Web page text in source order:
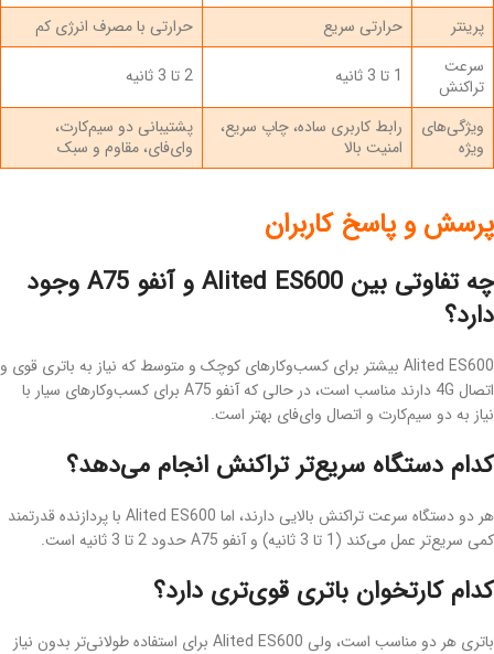
پرینتر
حرارتی سریع
حرارتی با مصرف انرژی کم
سرعت
تراکنش
1 تا 3 ثانیه 2 تا 3 ثانیه
ویژگی‌های
ویژه
رابط کاربری ساده، چاپ سریع،
امنیت بالا
پشتیبانی دو سیم‌کارت،
وای‌فای، مقاوم و سبک
پرسش و پاسخ کاربران
چه تفاوتی بین Alited ES600 و آنفو A75 وجود
دارد؟
Alited ES600 بیشتر برای کسب‌وکارهای کوچک و متوسط که نیاز به باتری قوی و
اتصال 4G دارند مناسب است، در حالی که آنفو A75 برای کسب‌وکارهای سیار با
نیاز به دو سیم‌کارت و اتصال وای‌فای بهتر است.
کدام دستگاه سریع‌تر تراکنش انجام می‌دهد؟
هر دو دستگاه سرعت تراکنش بالایی دارند، اما Alited ES600 با پردازنده قدرتمند
کمی سریع‌تر عمل می‌کند (1 تا 3 ثانیه) و آنفو A75 حدود 2 تا 3 ثانیه است.
کدام کارتخوان باتری قوی‌تری دارد؟
باتری هر دو مناسب است، ولی Alited ES600 برای استفاده طولانی‌تر بدون نیاز